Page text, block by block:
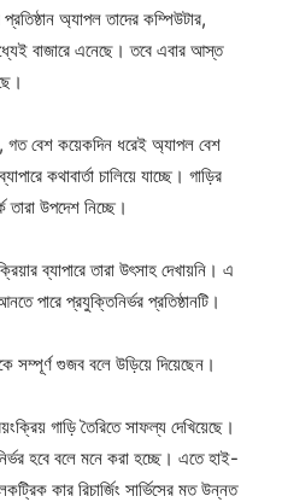
অ্যাপল তাদের কম্পিউটার,
বাজারে এনেছে। তবে এবার আস্ত
গত বেশ কয়েকদিন ধরেই অ্যাপল বেশ
কথাবার্তা চালিয়ে যাচ্ছে। গাড়ির
তারা উপদেশ নিচ্ছে।
ব্যাপারে তারা উৎসাহ দেখায়নি। এ
পারে প্রযুক্তিনির্ভর প্রতিষ্ঠানটি।
সম্পূর্ণ গুজব বলে উড়িয়ে দিয়েছেন।
গাড়ি তৈরিতে সাফল্য দেখিয়েছে।
হবে বলে মনে করা হচ্ছে। এতে হাই-
কার রিচার্জিং সার্ভিসের মত উন্নত